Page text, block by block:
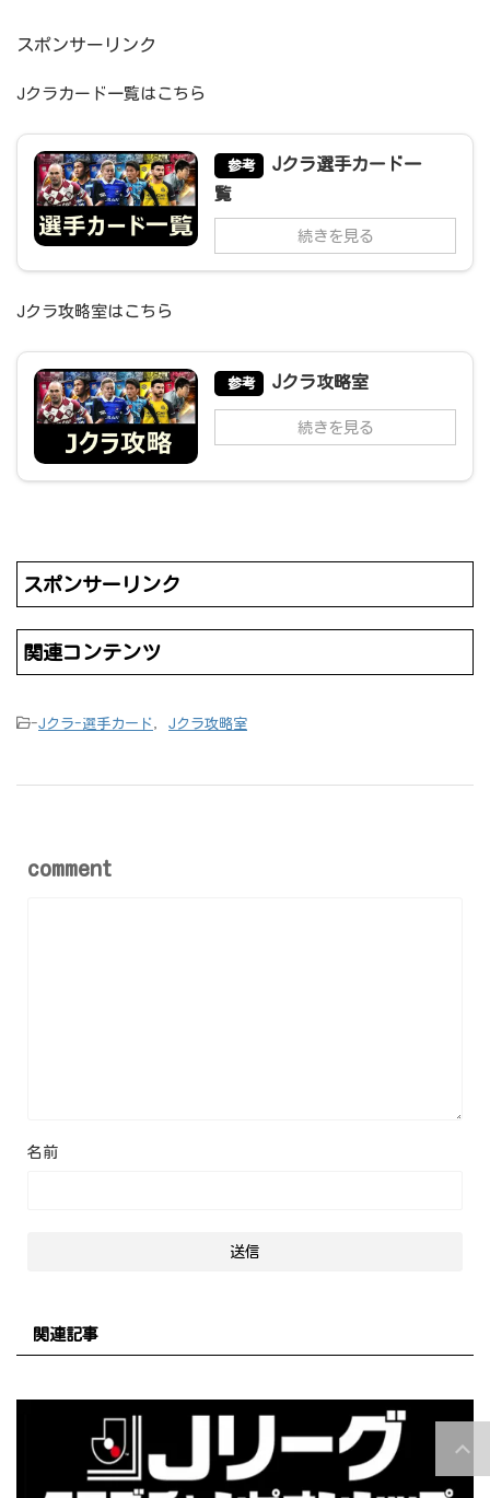
スポンサーリンク
Jクラカード一覧はこちら
参考
Jクラ選手カード一
覧
続きを見る
Jクラ攻略室はこちら
参考 Jクラ攻略室
続きを見る
スポンサーリンク
関連コンテンツ
-Jクラ-選手カード Jクラ攻略室
comment
名前
関連記事